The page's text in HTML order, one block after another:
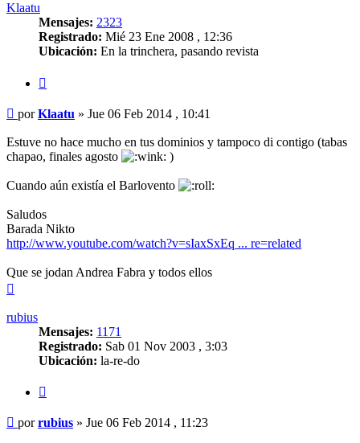
Klaatu
Mensajes: 2323
Registrado: Mié 23 Ene 2008 , 12:36
Ubicación: En la trinchera, pasando revista
Mensaje
porKlaatu » Jue 06 Feb 2014 , 10:41
Estuve no hace mucho en tus dominios y tampoco di contigo (tabas
chapao, finales agosto
)
Cuando aún existía el Barlovento
Saludos
Barada Nikto
http://www.youtube.com/watch?v=sIaxSxEq ... re=related
Que se jodan Andrea Fabra y todos ellos
rubius
Mensajes: 1171
Registrado: Sab 01 Nov 2003 , 3:03
Ubicación: la-re-do
Mensaje
porrubius » Jue 06 Feb 2014 , 11:23